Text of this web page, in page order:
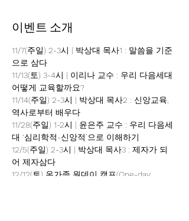
이벤트 소개
11/7(주일) 2-3시 | 박상대 목사1 : 말씀을 기준
으로 삼다
11/13(토) 3-4시 | 이리나 교수 : 우리 다음세대
어떻게 교육할까요?
11/14(주일) 2-3시 | 박상대 목사2 : 신앙교육,
역사로부터 배우다
11/28(주일) 1-2시 | 윤은주 교수 : 우리 다음세
대 ‘심리학적-신앙적’으로 이해하기
12/5(주일) 2-3시 | 박상대 목사3 : 제자가 되
어 제자삼다
12/12(토) 온가족 원데이 캠프(One-day